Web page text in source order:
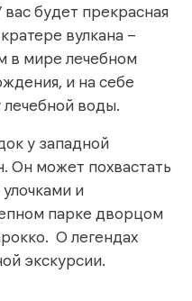
будет прекрасная
вулкана –
в мире лечебном
и на себе
воды.
у западной
Он может похвастать
и
парке дворцом
О легендах
экскурсии.